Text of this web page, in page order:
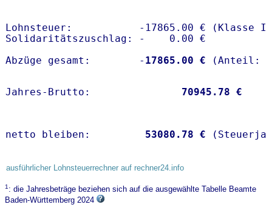
Lohnsteuer:           -17865.00 € (Klasse I)
Solidaritätszuschlag: -    0.00 €
Abzüge gesamt:        - 17865.00 €
Jahres-Brutto: 70945.78 €
netto bleiben: 53080.78 €
ausführlicher Lohnsteuerrechner auf rechner24.info
1: die Jahresbeträge beziehen sich auf die ausgewählte Tabelle Beamte
Baden-Württemberg 2024